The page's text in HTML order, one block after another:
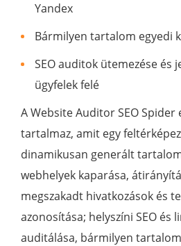
Yandex
Bármilyen tartalom egyedi
SEO auditok ütemezése és
ügyfelek felé
A Website Auditor SEO Spider
tartalmaz, amit egy
dinamikusan generált
webhelyek kaparása,
megszakadt hivatkozások és
azonosítása; helyszíni SEO és
auditálása, bármilyen